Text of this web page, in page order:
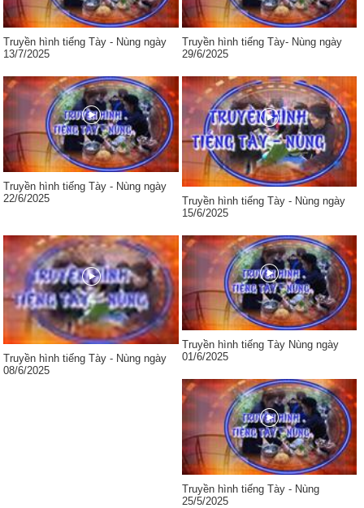
Truyền hình tiếng Tày - Nùng ngày
13/7/2025
Truyền hình tiếng Tày- Nùng ngày
29/6/2025
Truyền hình tiếng Tày - Nùng ngày
22/6/2025
Truyền hình tiếng Tày - Nùng ngày
15/6/2025
Truyền hình tiếng Tày - Nùng ngày
08/6/2025
Truyền hình tiếng Tày Nùng ngày
01/6/2025
Truyền hình tiếng Tày - Nùng
25/5/2025